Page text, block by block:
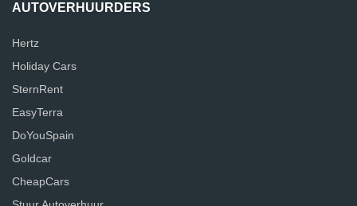
AUTOVERHUURDERS
Hertz
Holiday Cars
SternRent
EasyTerra
DoYouSpain
Goldcar
CheapCars